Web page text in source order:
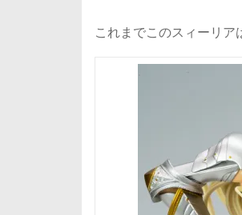
これまでこのスィーリア